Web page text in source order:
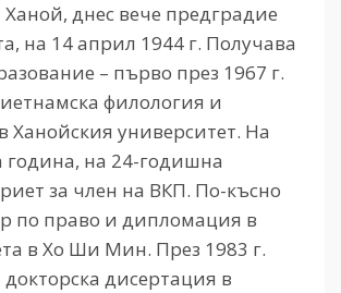
днес вече предградие
на 14 април 1944 г. Получава
– първо през 1967 г.
филология и
Ханойския университет. На
година, на 24-годишна
за член на ВКП. По-късно
по право и дипломация в
в Хо Ши Мин. През 1983 г.
дисертация в